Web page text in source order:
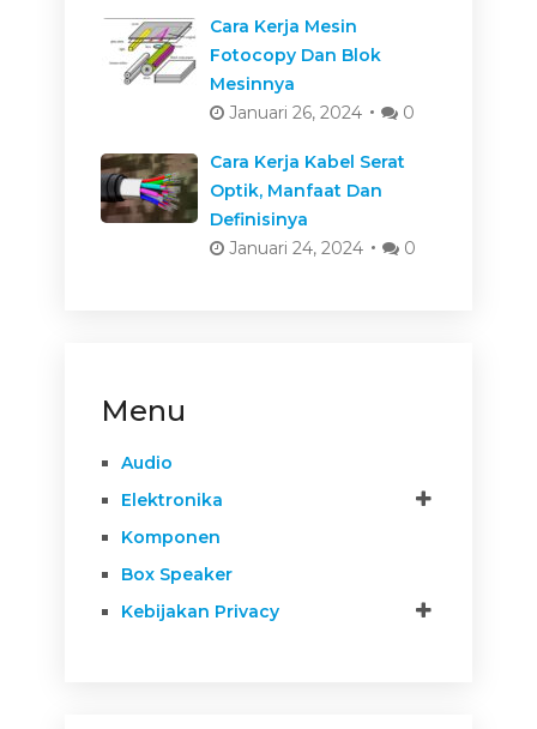
Cara Kerja Mesin
Fotocopy Dan Blok
Mesinnya
Januari 26, 2024
0
Cara Kerja Kabel Serat
Optik, Manfaat Dan
Definisinya
Januari 24, 2024
0
Menu
Audio
Elektronika
Komponen
Box Speaker
Kebijakan Privacy